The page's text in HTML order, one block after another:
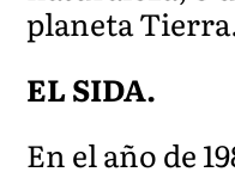
planeta
EL SIDA.
En el año de